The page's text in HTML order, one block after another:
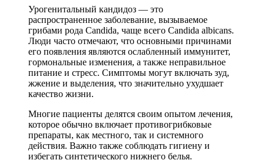
Урогенитальный кандидоз — это
распространенное заболевание, вызываемое
грибами рода Candida, чаще всего Candida albicans.
Люди часто отмечают, что основными причинами
его появления являются ослабленный иммунитет,
гормональные изменения, а также неправильное
питание и стресс. Симптомы могут включать зуд,
жжение и выделения, что значительно ухудшает
качество жизни.
Многие пациенты делятся своим опытом лечения,
которое обычно включает противогрибковые
препараты, как местного, так и системного
действия. Важно также соблюдать гигиену и
избегать синтетического нижнего белья.